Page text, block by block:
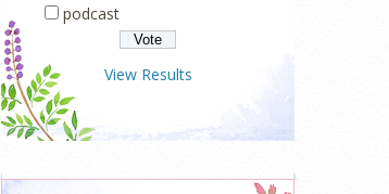
podcast
View Results